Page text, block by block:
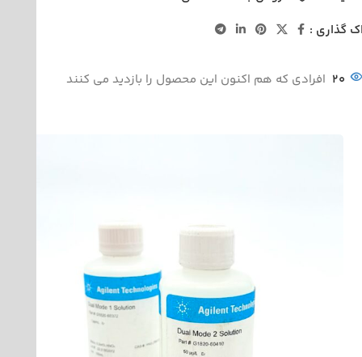
گذاری :
20 افرادی که هم اکنون این محصول را بازدید می کنند